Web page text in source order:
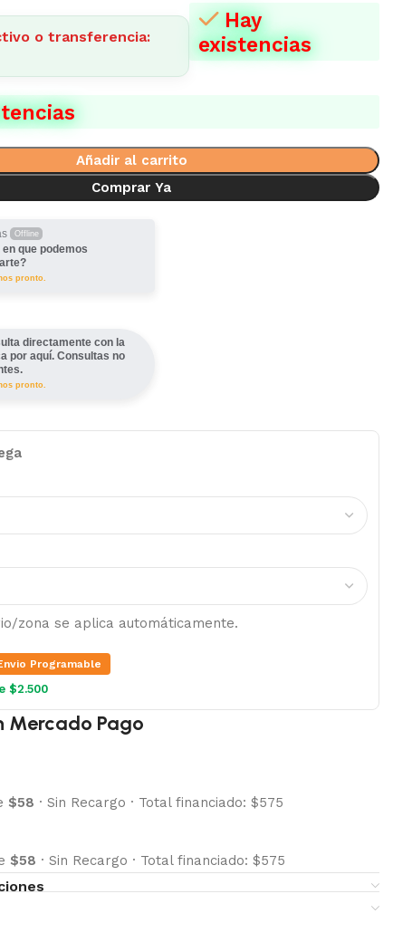
o transferencia:
Hay
existencias
Añadir al carrito
Comprar Ya
Offline
en que podemos
pronto.
directamente con la
por aquí. Consultas no
pronto.
zona se aplica automáticamente.
Programable
$2.500
Mercado Pago
$58 · Sin Recargo · Total financiado: $575
$58 · Sin Recargo · Total financiado: $575